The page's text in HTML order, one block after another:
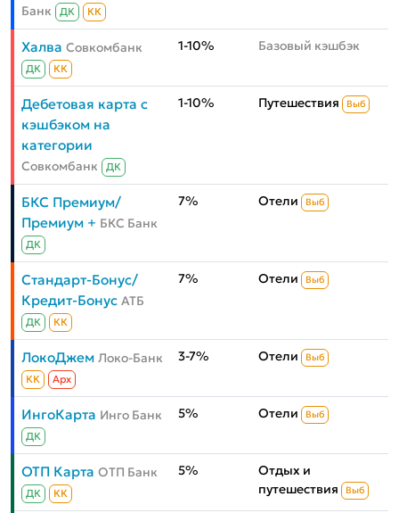
Банк
ДК КК
Халва Совкомбанк
ДК КК
1-10% Базовый кэшбэк
Дебетовая карта с
кэшбэком на
категории
Совкомбанк ДК
1-10% Путешествия Выб
БКС Премиум/
Премиум + БКС Банк
ДК
7% Отели Выб
Стандарт-Бонус/
Кредит-Бонус АТБ
ДК КК
7% Отели Выб
ЛокоДжем Локо-Банк
КК Aрх
3-7% Отели Выб
ИнгоКарта Инго Банк
ДК
5% Отели Выб
ОТП Карта ОТП Банк
ДК КК
5%
Отдых и
путешествия
Выб